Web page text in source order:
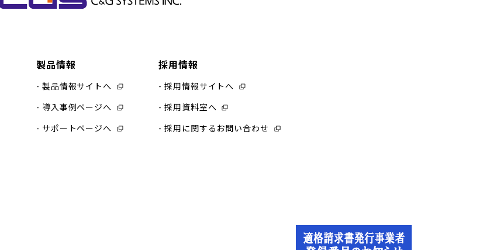
製品情報
製品情報サイトへ
導入事例ページへ
サポートページへ
採用情報
採用情報サイトへ
採用資料室へ
採用に関するお問い合わせ